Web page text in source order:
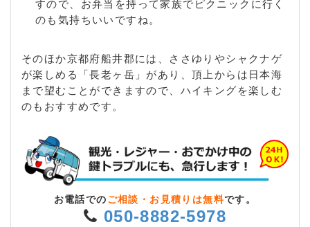
すので、お弁当を持って家族でピクニックに行く
のも気持ちいいですね。
そのほか京都府船井郡には、ささゆりやシャクナゲ
が楽しめる「長老ヶ岳」があり、頂上からは日本海
まで望むことができますので、ハイキングを楽しむ
のもおすすめです。
お電話での ご相談・お見積りは無料です。
050-8882-5978